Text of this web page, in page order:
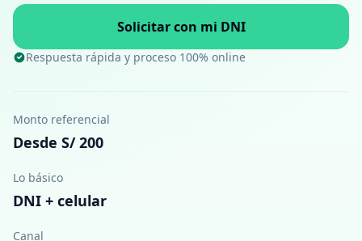
Solicitar con mi DNI
Respuesta rápida y proceso 100% online
Monto referencial
Desde S/ 200
Lo básico
DNI + celular
Canal